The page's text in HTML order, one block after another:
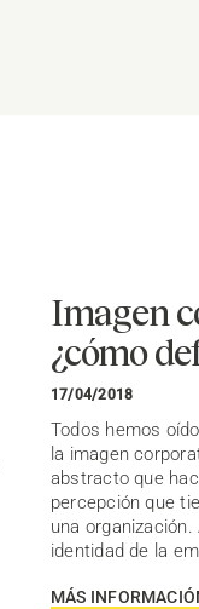
Imagen
¿cómo
17/04/2018
Todos hemos
la imagen
abstracto que
percepción que
una
identidad de la
MÁS